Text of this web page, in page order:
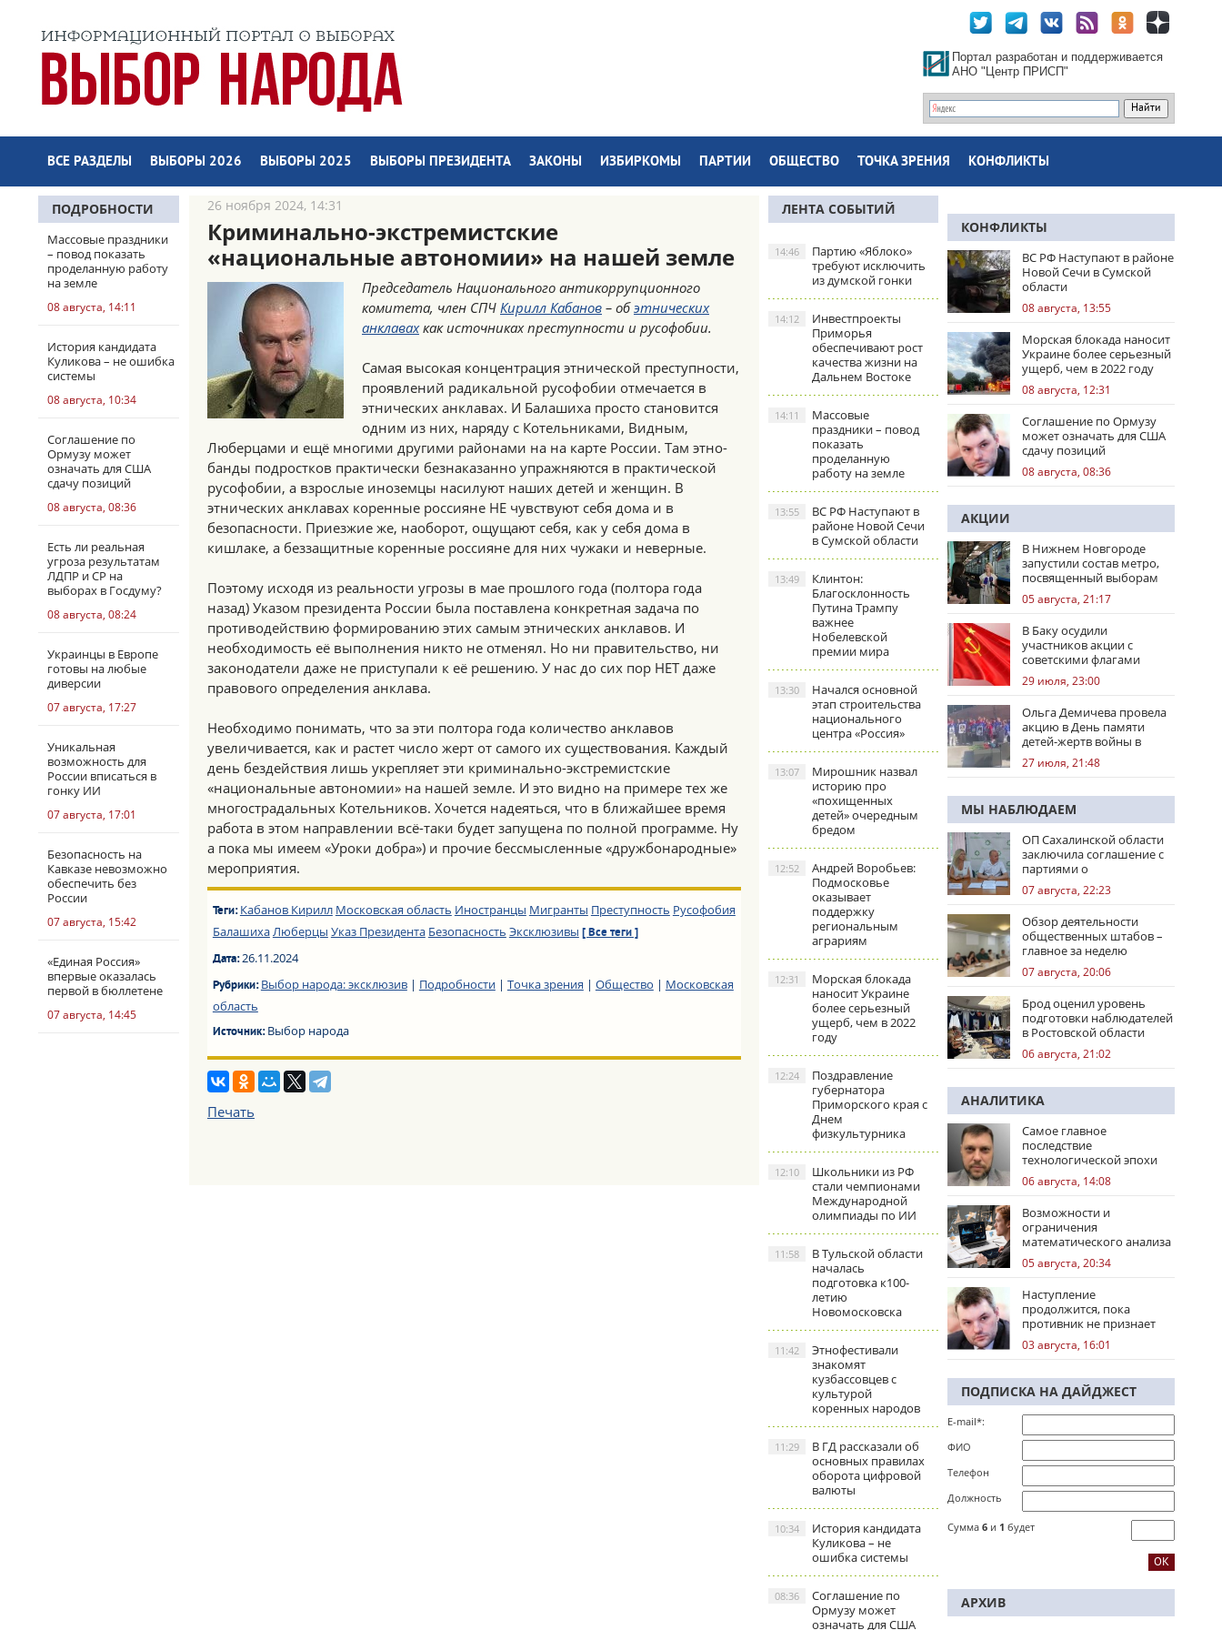
Портал разработан и поддерживается
АНО "Центр ПРИСП"
ВСЕ РАЗДЕЛЫ ВЫБОРЫ 2026 ВЫБОРЫ 2025 ВЫБОРЫ ПРЕЗИДЕНТА ЗАКОНЫ ИЗБИРКОМЫ ПАРТИИ ОБЩЕСТВО ТОЧКА ЗРЕНИЯ КОНФЛИКТЫ
ПОДРОБНОСТИ
Массовые праздники
– повод показать
проделанную работу
на земле
08 августа, 14:11
История кандидата
Куликова – не ошибка
системы
08 августа, 10:34
Соглашение по
Ормузу может
означать для США
сдачу позиций
08 августа, 08:36
Есть ли реальная
угроза результатам
ЛДПР и СР на
выборах в Госдуму?
08 августа, 08:24
Украинцы в Европе
готовы на любые
диверсии
07 августа, 17:27
Уникальная
возможность для
России вписаться в
гонку ИИ
07 августа, 17:01
Безопасность на
Кавказе невозможно
обеспечить без
России
07 августа, 15:42
«Единая Россия»
впервые оказалась
первой в бюллетене
07 августа, 14:45
26 ноября 2024, 14:31
Криминально-экстремистские
«национальные автономии» на нашей земле
Председатель Национального антикоррупционного
комитета, член СПЧ Кирилл Кабанов – обэтнических
анклавахкак источниках преступности и русофобии.
Самая высокая концентрация этнической преступности,
проявлений радикальной русофобии отмечается в
этнических анклавах. И Балашиха просто становится
одним из них, наряду с Котельниками, Видным,
Люберцами и ещё многими другими районами на на карте России. Там этно-
банды подростков практически безнаказанно упражняются в практической
русофобии, а взрослые иноземцы насилуют наших детей и женщин. В
этнических анклавах коренные россияне НЕ чувствуют себя дома и в
безопасности. Приезжие же, наоборот, ощущают себя, как у себя дома в
кишлаке, а беззащитные коренные россияне для них чужаки и неверные.
Поэтому исходя из реальности угрозы в мае прошлого года (полтора года
назад) Указом президента России была поставлена конкретная задача по
противодействию формированию этих самым этнических анклавов. И
необходимость её выполнения никто не отменял. Но ни правительство, ни
законодатели даже не приступали к её решению. У нас до сих пор НЕТ даже
правового определения анклава.
Необходимо понимать, что за эти полтора года количество анклавов
увеличивается, как и растет число жерт от самого их существования. Каждый
день бездействия лишь укрепляет эти криминально-экстремистские
«национальные автономии» на нашей земле. И это видно на примере тех же
многострадальных Котельников. Хочется надеяться, что в ближайшее время
работа в этом направлении всё-таки будет запущена по полной программе. Ну
а пока мы имеем «Уроки добра») и прочие бессмысленные «дружбонародные»
мероприятия.
Теги: Кабанов Кирилл Московская область Иностранцы Мигранты Преступность Русофобия
БалашихаЛюберцы Указ Президента Безопасность Эксклюзивы [ Все теги ]
Дата:26.11.2024
Рубрики:Выбор народа: эксклюзив| Подробности| Точка зрения | Общество | Московская
область
Источник:Выбор народа
Печать
ЛЕНТА СОБЫТИЙ
Партию «Яблоко»
требуют исключить
из думской гонки
14:46
Инвестпроекты
Приморья
обеспечивают рост
качества жизни на
Дальнем Востоке
14:12
Массовые
праздники – повод
показать
проделанную
работу на земле
14:11
ВС РФ Наступают в
районе Новой Сечи
в Сумской области
13:55
Клинтон:
Благосклонность
Путина Трампу
важнее
Нобелевской
премии мира
13:49
Начался основной
этап строительства
национального
центра «Россия»
13:30
Мирошник назвал
историю про
«похищенных
детей» очередным
бредом
13:07
Андрей Воробьев:
Подмосковье
оказывает
поддержку
региональным
аграриям
12:52
Морская блокада
наносит Украине
более серьезный
ущерб, чем в 2022
году
12:31
Поздравление
губернатора
Приморского края с
Днем
физкультурника
12:24
Школьники из РФ
стали чемпионами
Международной
олимпиады по ИИ
12:10
В Тульской области
началась
подготовка к100-
летию
Новомосковска
11:58
Этнофестивали
знакомят
кузбассовцев с
культурой
коренных народов
11:42
В ГД рассказали об
основных правилах
оборота цифровой
валюты
11:29
История кандидата
Куликова – не
ошибка системы
10:34
Соглашение по
Ормузу может
означать для США
08:36
КОНФЛИКТЫ
ВС РФ Наступают в районе
Новой Сечи в Сумской
области
08 августа, 13:55
Морская блокада наносит
Украине более серьезный
ущерб, чем в 2022 году
08 августа, 12:31
Соглашение по Ормузу
может означать для США
сдачу позиций
08 августа, 08:36
АКЦИИ
В Нижнем Новгороде
запустили состав метро,
посвященный выборам
05 августа, 21:17
В Баку осудили
участников акции с
советскими флагами
29 июля, 23:00
Ольга Демичева провела
акцию в День памяти
детей-жертв войны в
Донбассе
27 июля, 21:48
МЫ НАБЛЮДАЕМ
ОП Сахалинской области
заключила соглашение с
партиями о
сотрудничестве на
выборах
07 августа, 22:23
Обзор деятельности
общественных штабов –
главное за неделю
07 августа, 20:06
Брод оценил уровень
подготовки наблюдателей
в Ростовской области
06 августа, 21:02
АНАЛИТИКА
Самое главное
последствие
технологической эпохи
06 августа, 14:08
Возможности и
ограничения
математического анализа
избирательных кампаний
05 августа, 20:34
Наступление
продолжится, пока
противник не признает
стратегическое
поражение
03 августа, 16:01
ПОДПИСКА НА ДАЙДЖЕСТ
E-mail*:
ФИО
Телефон
Должность
Сумма 6 и 1 будет
АРХИВ